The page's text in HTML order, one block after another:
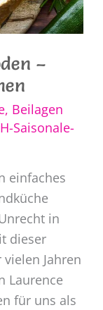
–
, Beilagen
Saisonale-
einfaches
in
dieser
Jahren
Laurence
für uns als